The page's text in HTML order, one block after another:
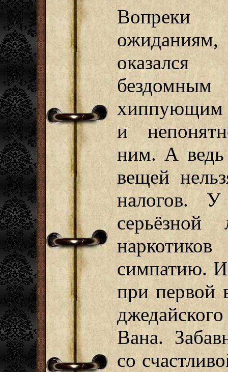
Вопреки
оказался
бездомным
хиппующим
и
ним. А ведь
вещей
налогов.
серьёзной
симпатию. И
при первой
Вана.
со